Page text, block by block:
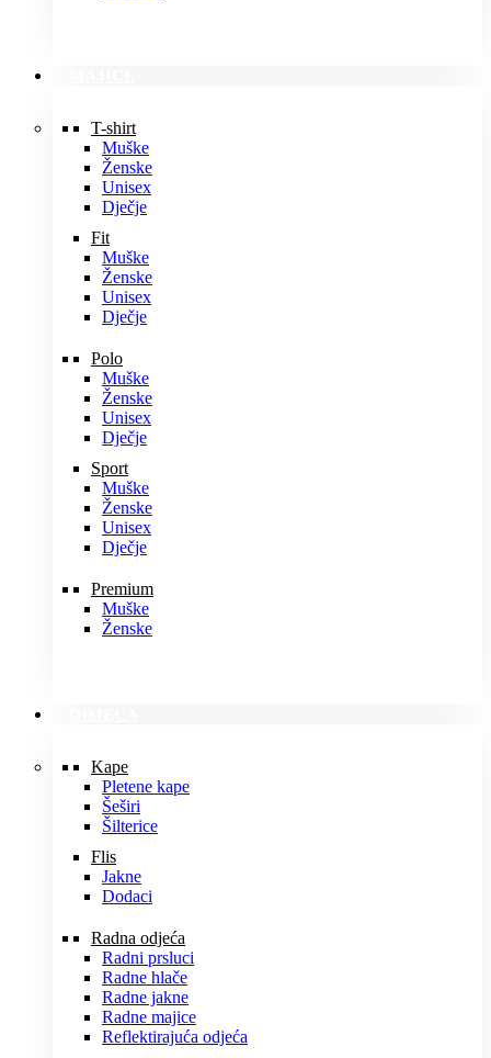
T-shirt
Muške
Ženske
Unisex
Dječje
Fit
Muške
Ženske
Unisex
Dječje
Polo
Muške
Ženske
Unisex
Dječje
Sport
Muške
Ženske
Unisex
Dječje
Premium
Muške
Ženske
Kape
Pletene kape
Šeširi
Šilterice
Flis
Jakne
Dodaci
Radna odjeća
Radni prsluci
Radne hlače
Radne jakne
Radne majice
Reflektirajuća odjeća